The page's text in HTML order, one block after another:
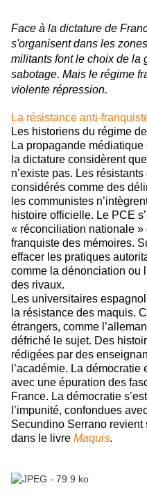
Face à la dictature de
s'organisent dans les
militants font le choix de la
sabotage. Mais le régime
violente répression.
La résistance anti-
Les historiens du régime
La propagande
la dictature considèrent
n’existe pas. Les
considérés comme des
les communistes
histoire officielle. Le PCE
« réconciliation nationale
franquiste des mémoires.
effacer les pratiques
comme la dénonciation ou
des rivaux.
Les universitaires
la résistance des maquis.
étrangers, comme
défriché le sujet. Des
rédigées par des
l’académie. La
avec une épuration des
France. La démocratie
l’impunité, confondues
Secundino Serrano
dans le livre Maquis.